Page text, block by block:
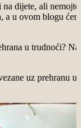
dijete, ali nemojte
a u ovom blogu
u trudnoći? Na
uz prehranu u